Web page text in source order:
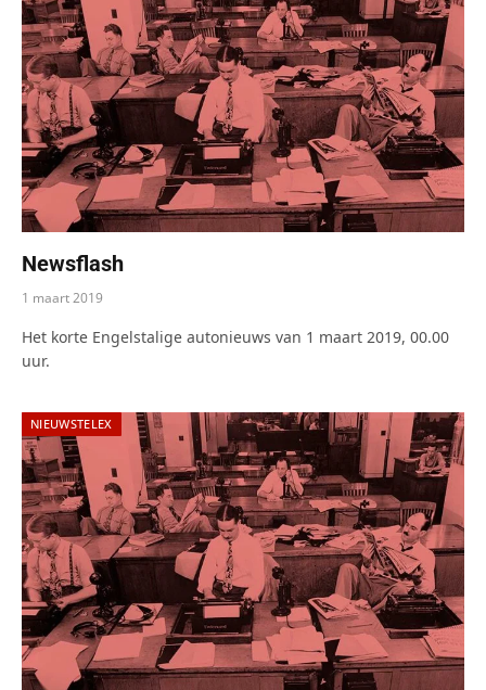
Newsflash
1 maart 2019
Het korte Engelstalige autonieuws van 1 maart 2019, 00.00
uur.
NIEUWSTELEX